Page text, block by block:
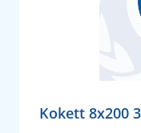
Kokett 8x200